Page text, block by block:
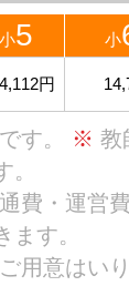
5 小
円
す。 ※ 教
費・運営
ます。
用意はい